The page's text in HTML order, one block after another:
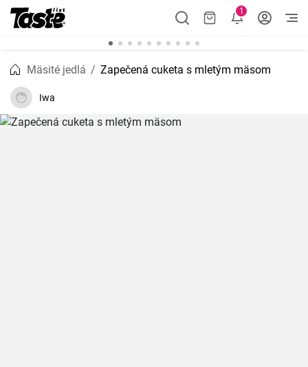
1
Mäsité jedlá Zapečená cuketa s mletým mäsom
Iwa